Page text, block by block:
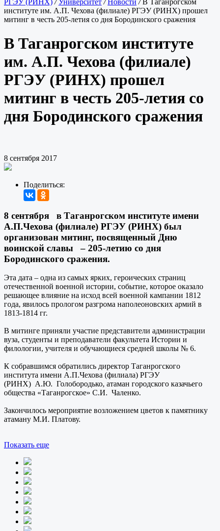
РГЭУ (РИНХ) /Университет /Новости /В Таганрогском
институте им. А.П. Чехова (филиале) РГЭУ (РИНХ) прошел
митинг в честь 205-летия со дня Бородинского сражения
В Таганрогском институте
им. А.П. Чехова (филиале)
РГЭУ (РИНХ) прошел
митинг в честь 205-летия со
дня Бородинского сражения
8 сентября 2017
Поделиться:
8 сентября в Таганрогском институте имени
А.П.Чехова (филиале) РГЭУ (РИНХ) был
организован митинг, посвященный Дню
воинской славы – 205-летию со дня
Бородинского сражения.
Эта дата – одна из самых ярких, героических страниц
отечественной военной истории, событие, которое оказало
решающее влияние на исход всей военной кампании 1812
года, явилось прологом разгрома наполеоновских армий в
1813-1814 гг.
В митинге приняли участие представители администрации
вуза, студенты и преподаватели факультета Истории и
филологии, учителя и обучающиеся средней школы № 6.
К собравшимся обратились директор Таганрогского
института имени А.П.Чехова (филиала) РГЭУ
(РИНХ) А.Ю. Голобородько, атаман городского казачьего
общества «Таганрогское» С.И. Чаленко.
Закончилось мероприятие возложением цветов к памятнику
атаману М.И. Платову.
Показать еще